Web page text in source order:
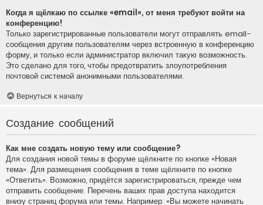
Когда я щёлкаю по ссылке «email», от меня требуют войти на
конференцию!
Только зарегистрированные пользователи могут отправлять email-
сообщения другим пользователям через встроенную в конференцию
форму, и только если администратор включил такую возможность.
Это сделано для того, чтобы предотвратить злоупотребления
почтовой системой анонимными пользователями.
Вернуться к началу
Создание сообщений
Как мне создать новую тему или сообщение?
Для создания новой темы в форуме щёлкните по кнопке «Новая
тема». Для размещения сообщения в теме щёлкните по кнопке
«Ответить». Возможно, придётся зарегистрироваться, прежде чем
отправить сообщение. Перечень ваших прав доступа находится
внизу страниц форума или темы. Например: «Вы можете начинать